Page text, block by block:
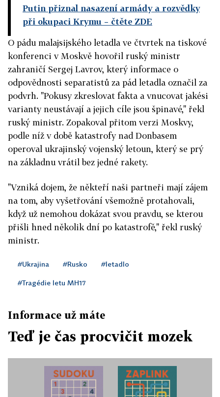
Putin přiznal nasazení armády a rozvědky
při okupaci Krymu – čtěte ZDE
O pádu malajsijského letadla ve čtvrtek na tiskové
konferenci v Moskvě hovořil ruský ministr
zahraničí Sergej Lavrov, který informace o
odpovědnosti separatistů za pád letadla označil za
podvrh. "Pokusy zkreslovat fakta a vnucovat jakési
varianty neustávají a jejich cíle jsou špinavé," řekl
ruský ministr. Zopakoval přitom verzi Moskvy,
podle níž v době katastrofy nad Donbasem
operoval ukrajinský vojenský letoun, který se prý
na základnu vrátil bez jedné rakety.
"Vzniká dojem, že někteří naši partneři mají zájem
na tom, aby vyšetřování všemožně protahovali,
když už nemohou dokázat svou pravdu, se kterou
přišli hned několik dní po katastrofě," řekl ruský
ministr.
#Ukrajina #Rusko #letadlo
#Tragédie letu MH17
Informace už máte
Teď je čas procvičit mozek